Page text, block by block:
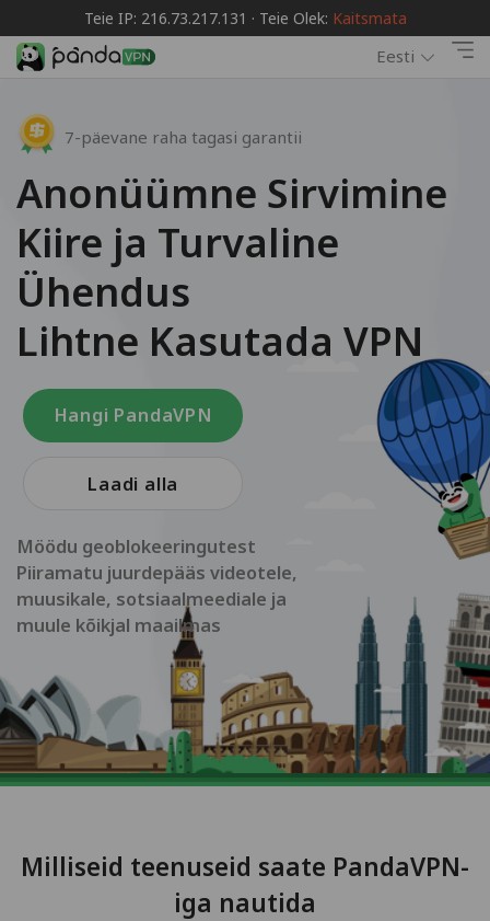
Teie IP: 216.73.217.131 · Teie Olek: Kaitsmata
Eesti
7-päevane raha tagasi garantii
Anonüümne Sirvimine
Kiire ja Turvaline
Ühendus
Lihtne Kasutada VPN
Hangi PandaVPN
Laadi alla
Möödu geoblokeeringutest
Piiramatu juurdepääs videotele,
muusikale, sotsiaalmeediale ja
muule kõikjal maailmas
Milliseid teenuseid saate PandaVPN-
iga nautida